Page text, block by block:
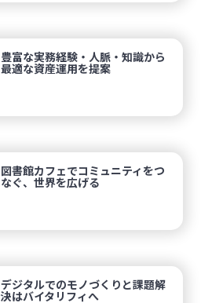
豊富な実務経験・人脈・知識から
最適な資産運用を提案
図書館カフェでコミュニティをつ
なぐ、世界を広げる
デジタルでのモノづくりと課題解
決はバイタリフィへ